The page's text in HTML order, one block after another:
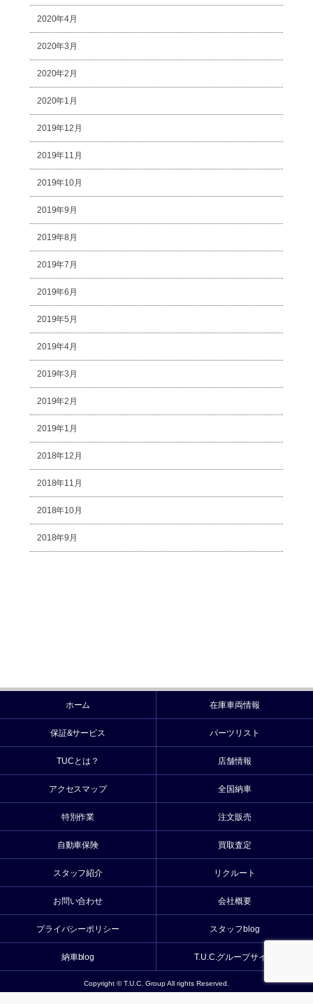
2020年4月
2020年3月
2020年2月
2020年1月
2019年12月
2019年11月
2019年10月
2019年9月
2019年8月
2019年7月
2019年6月
2019年5月
2019年4月
2019年3月
2019年2月
2019年1月
2018年12月
2018年11月
2018年10月
2018年9月
ホーム 在庫車両情報
保証&サービス パーツリスト
TUCとは？ 店舗情報
アクセスマップ 全国納車
特別作業 注文販売
自動車保険 買取査定
スタッフ紹介 リクルート
お問い合わせ 会社概要
プライバシーポリシー スタッフblog
納車blog T.U.C.グループサイト
Copyright © T.U.C. Group All rights Reserved.